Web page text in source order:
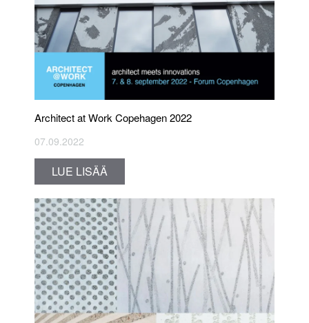
Architect at Work Copehagen 2022
07.09.2022
LUE LISÄÄ